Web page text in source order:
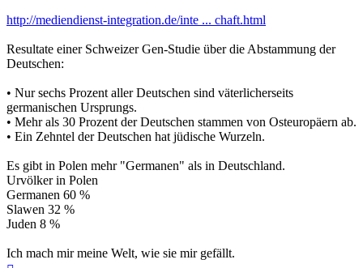
http://mediendienst-integration.de/inte ... chaft.html
Resultate einer Schweizer Gen-Studie über die Abstammung der
Deutschen:
• Nur sechs Prozent aller Deutschen sind väterlicherseits
germanischen Ursprungs.
• Mehr als 30 Prozent der Deutschen stammen von Osteuropäern ab.
• Ein Zehntel der Deutschen hat jüdische Wurzeln.
Es gibt in Polen mehr "Germanen" als in Deutschland.
Urvölker in Polen
Germanen 60 %
Slawen 32 %
Juden 8 %
Ich mach mir meine Welt, wie sie mir gefällt.